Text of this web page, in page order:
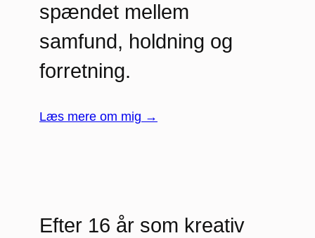
spændet mellem
samfund, holdning og
forretning.
Læs mere om mig →
Efter 16 år som kreativ